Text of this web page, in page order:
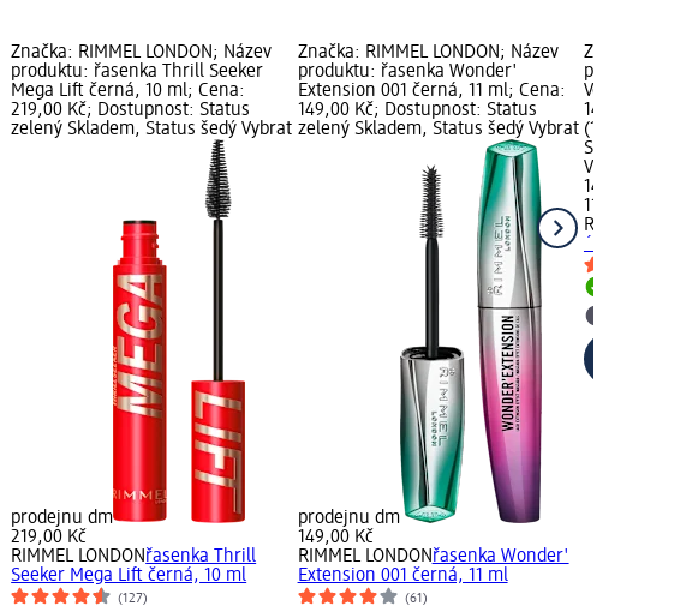
Značka: RIMMEL LONDON; Název
produktu: řasenka Thrill Seeker
Mega Lift černá, 10 ml; Cena:
219,00 Kč; Dostupnost: Status
zelený Skladem, Status šedý Vybrat
prodejnu dm
219,00 Kč
RIMMEL LONDONřasenka Thrill
Seeker Mega Lift černá, 10 ml
(127)
Značka: RIMMEL LONDON; Název
produktu: řasenka Wonder'
Extension 001 černá, 11 ml; Cena:
149,00 Kč; Dostupnost: Status
zelený Skladem, Status šedý Vybrat
prodejnu dm
149,00 Kč
RIMMEL LONDONřasenka Wonder'
Extension 001 černá, 11 ml
(61)
Značka:
produktu:
Volume
149,00 Kč;
(135,45 Kč
Status
Vybrat
149,00 Kč
11 ml
RIMMEL